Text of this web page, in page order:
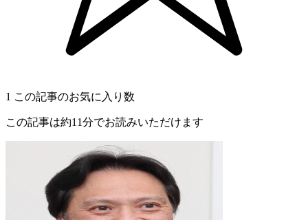
1 この記事のお気に入り数
この記事は約11分でお読みいただけます